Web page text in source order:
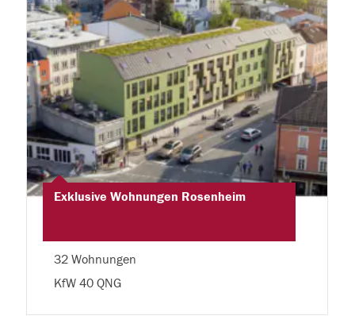
Exklusive Wohnungen Rosenheim
32 Wohnungen
KfW 40 QNG